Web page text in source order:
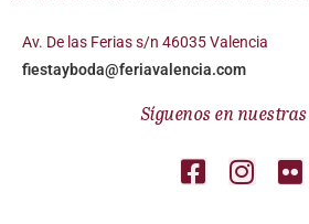
Av. De las Ferias s/n 46035 Valencia
fiestayboda@feriavalencia.com
Síguenos en